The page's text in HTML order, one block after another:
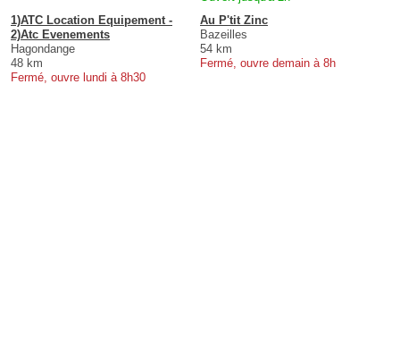
1)ATC Location Equipement -
2)Atc Evenements
Hagondange
48 km
Fermé, ouvre lundi à 8h30
Au P'tit Zinc
Bazeilles
54 km
Fermé, ouvre demain à 8h